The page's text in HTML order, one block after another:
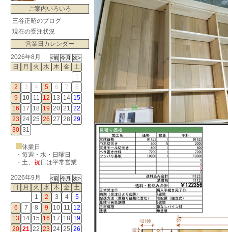
ご案内いろいろ
三谷正昭のブログ
現在の受注状況
営業日カレンダー
2026年8月
日
月 火 水 木 金
土
1
2
3 4 5 6 7
8
9
10 11 12 13 14 15
16 17 18 19 20 21 22
23 24 25 26 27 28 29
30 31
休業日
・毎週・水・日曜日
・ 土、 祝日は平常営業
2026年9月
日
月 火 水 木 金
土
1
2 3 4
5
6
7 8 9 10 11 12
13 14 15 16 17 18 19
20 21 22 23 24 25 26